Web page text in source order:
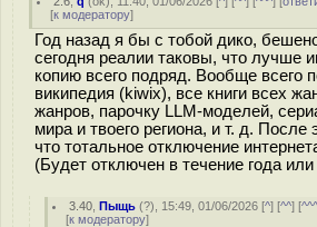
[к модератору]
Год назад я бы с тобой дико,
сегодня реалии таковы, что лучше
копию всего подряд. Вообще всего
википедия (kiwix), все книги всех
жанров, парочку LLM-моделей,
мира и твоего региона, и т. д. После
что тотальное отключение
(Будет отключен в течение года
3.40 ,Пыщь (?), 15:49, 01/06/2026 [^] [^^] [
[к модератору]